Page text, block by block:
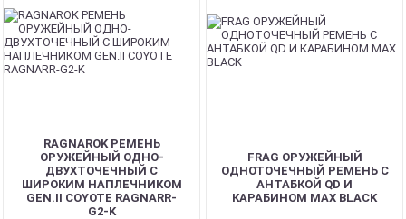
RAGNAROK РЕМЕНЬ
ОРУЖЕЙНЫЙ ОДНО-
ДВУХТОЧЕЧНЫЙ С
ШИРОКИМ НАПЛЕЧНИКОМ
GEN.II COYOTE RAGNARR-
G2-K
FRAG ОРУЖЕЙНЫЙ
ОДНОТОЧЕЧНЫЙ РЕМЕНЬ С
АНТАБКОЙ QD И
КАРАБИНОМ MAX BLACK